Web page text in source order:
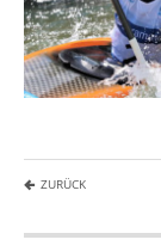
ZURÜCK